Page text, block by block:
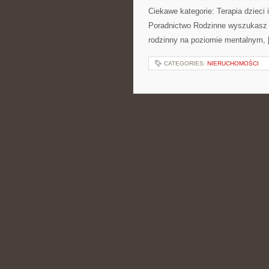
Ciekawe kategorie: Terapia
Poradnictwo Rodzinne
rodzinny na poziomie
CATEGORIES: NIERUCHOMOŚCI